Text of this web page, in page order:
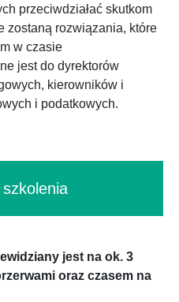
przeciwdziałać skutkom
zostaną rozwiązania, które
w czasie
jest do dyrektorów
kierowników i
i podatkowych.
jest na ok. 3
oraz czasem na